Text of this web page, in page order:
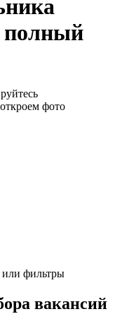
полный
фото
или фильтры
вакансий